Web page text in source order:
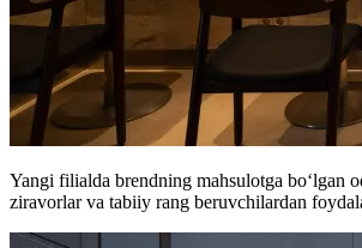
Yangi filialda brendning mahsulotga bo‘lgan
ziravorlar va tabiiy rang beruvchilardan